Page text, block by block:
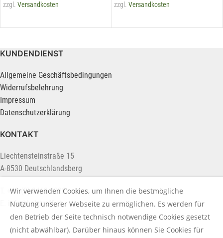
zzgl. Versandkosten
zzgl. Versandkosten
KUNDENDIENST
Allgemeine Geschäftsbedingungen
Widerrufsbelehrung
Impressum
Datenschutzerklärung
KONTAKT
Liechtensteinstraße 15
A-8530 Deutschlandsberg
T. +43 (0) 3462 2222
info@holztreff.at
Wir verwenden Cookies, um Ihnen die bestmögliche
Nutzung unserer Webseite zu ermöglichen. Es werden für
den Betrieb der Seite technisch notwendige Cookies gesetzt
(nicht abwählbar). Darüber hinaus können Sie Cookies für